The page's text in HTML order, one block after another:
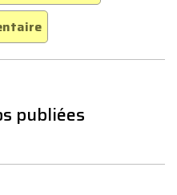
publiées